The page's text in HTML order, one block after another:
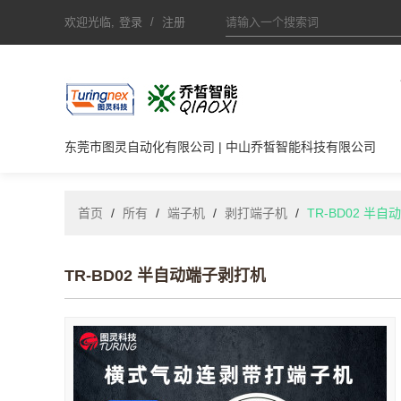
欢迎光临, 登录 / 注册
东莞市图灵自动化有限公司 | 中山乔皙智能科技有限公司
首页 / 所有 / 端子机 / 剥打端子机 / TR-BD02 半自
TR-BD02 半自动端子剥打机